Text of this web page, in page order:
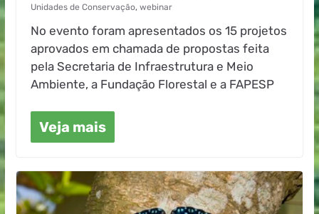
Unidades de Conservação, webinar
No evento foram apresentados os 15 projetos
aprovados em chamada de propostas feita
pela Secretaria de Infraestrutura e Meio
Ambiente, a Fundação Florestal e a FAPESP
Veja mais